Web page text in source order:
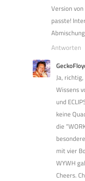
Version
passte!
Antworten
Ja,
Wissens
und
keine
die
mit vier
WYWH
Cheers.